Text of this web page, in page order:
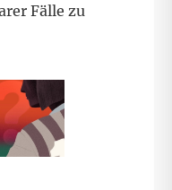
Fälle zu